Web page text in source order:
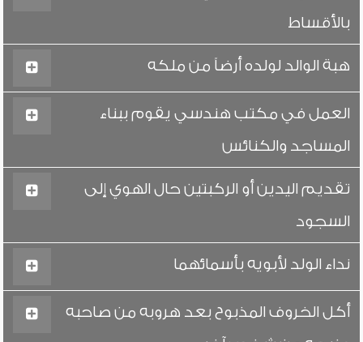
بالأقساط
هبة الوالد لولده أرضاً من ملكه
العمل في مكتب هندسي يقوم ببناء
المساجد والكنائس
تقديم اليدين أو الركبتين حال الهوي إلى
السجود
نداء الولد لأبويه بأسمائهما
أكل الخروف المذبوح بعد هروبه من صاحبه